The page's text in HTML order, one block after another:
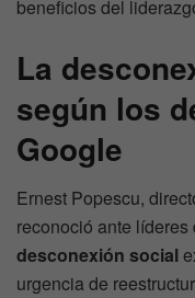
beneficios del
La
según los
Google
Ernest Popescu,
reconoció ante líderes
desconexión social
urgencia de